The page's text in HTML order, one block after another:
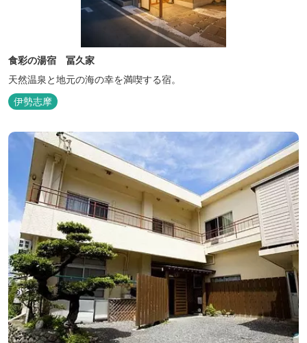
食彩の湯宿 冨久家
天然温泉と地元の海の幸を満喫する宿。
伊勢志摩